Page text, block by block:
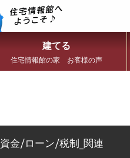
建てる
住宅情報館の家 お客様の声
資金/ローン/税制_関連